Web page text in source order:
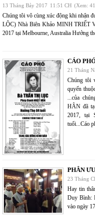
13 Tháng Bảy 2017 11:51 CH (Xem:
Chúng tôi vô cùng xúc động khi
LỘC) Nhà Biên Khảo MINH TRIẾT
2017 tại Melbourne, Australia Hưởng
CÁO
21 Tháng
Chúng tôi
quyến
...của
HÂN đã
2017, tại
tuổi...Cáo
PHÂN
23 Tháng
Hay tin
Duy Bình:
vào ngày